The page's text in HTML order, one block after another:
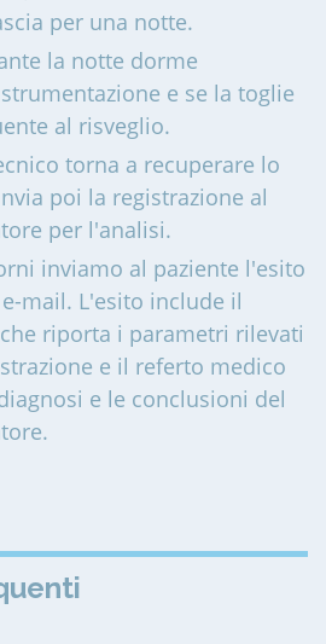
per una notte.
la notte dorme
e se la toglie
al risveglio.
torna a recuperare lo
poi la registrazione al
per l'analisi.
inviamo al paziente l'esito
mail. L'esito include il
riporta i parametri rilevati
e il referto medico
e le conclusioni del